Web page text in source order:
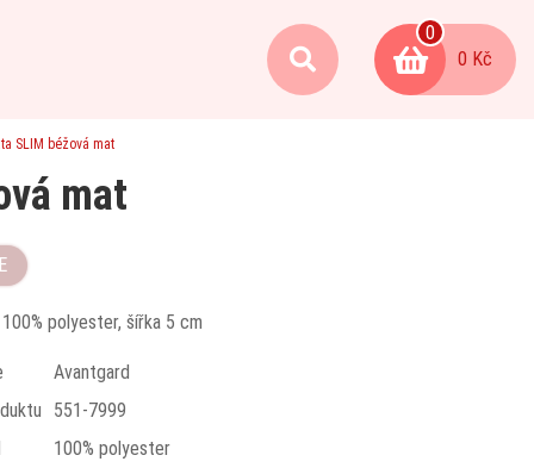
0
0 Kč
SLIM béžová mat
mat
polyester, šířka 5 cm
Avantgard
551-7999
100% polyester